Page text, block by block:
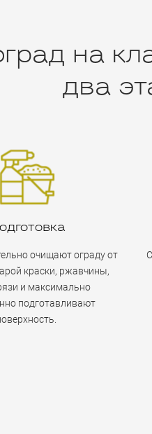
на
два
очищают ограду от
краски, ржавчины,
и максимально
подготавливают